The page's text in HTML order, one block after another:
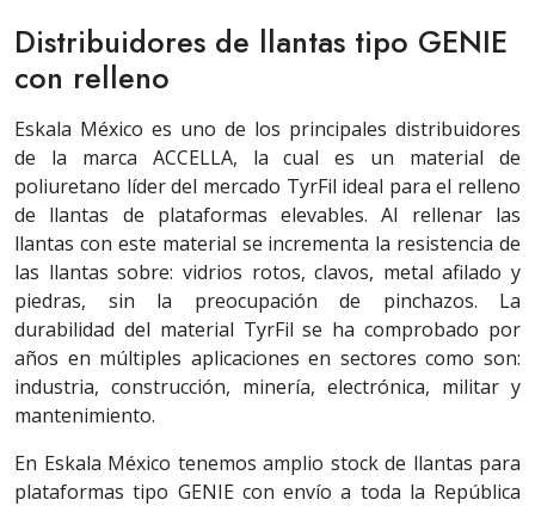
Distribuidores de llantas tipo GENIE
con relleno
Eskala México es uno de los principales distribuidores
de la marca ACCELLA, la cual es un material de
poliuretano líder del mercado TyrFil ideal para el relleno
de llantas de plataformas elevables. Al rellenar las
llantas con este material se incrementa la resistencia de
las llantas sobre: vidrios rotos, clavos, metal afilado y
piedras, sin la preocupación de pinchazos. La
durabilidad del material TyrFil se ha comprobado por
años en múltiples aplicaciones en sectores como son:
industria, construcción, minería, electrónica, militar y
mantenimiento.
En Eskala México tenemos amplio stock de llantas para
plataformas tipo GENIE con envío a toda la República